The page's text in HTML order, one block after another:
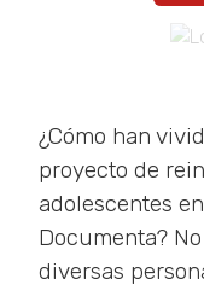
¿Cómo han
proyecto de
adolescentes
Documenta?
diversas